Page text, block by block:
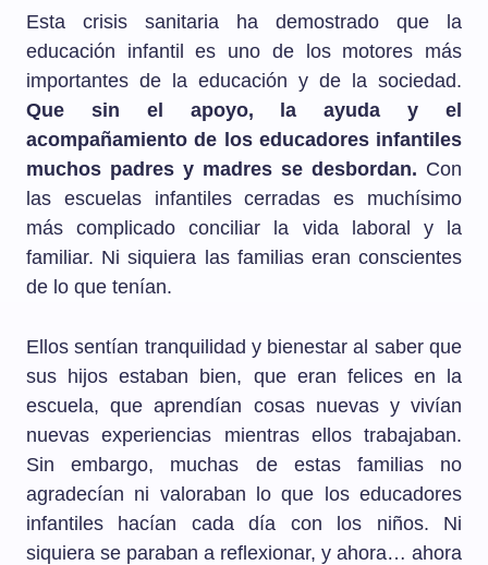
Esta crisis sanitaria ha demostrado que la
educación infantil es uno de los motores más
importantes de la educación y de la sociedad.
Que sin el apoyo, la ayuda y el
acompañamiento de los educadores infantiles
muchos padres y madres se desbordan. Con
las escuelas infantiles cerradas es muchísimo
más complicado conciliar la vida laboral y la
familiar. Ni siquiera las familias eran conscientes
de lo que tenían.
Ellos sentían tranquilidad y bienestar al saber que
sus hijos estaban bien, que eran felices en la
escuela, que aprendían cosas nuevas y vivían
nuevas experiencias mientras ellos trabajaban.
Sin embargo, muchas de estas familias no
agradecían ni valoraban lo que los educadores
infantiles hacían cada día con los niños. Ni
siquiera se paraban a reflexionar, y ahora… ahora